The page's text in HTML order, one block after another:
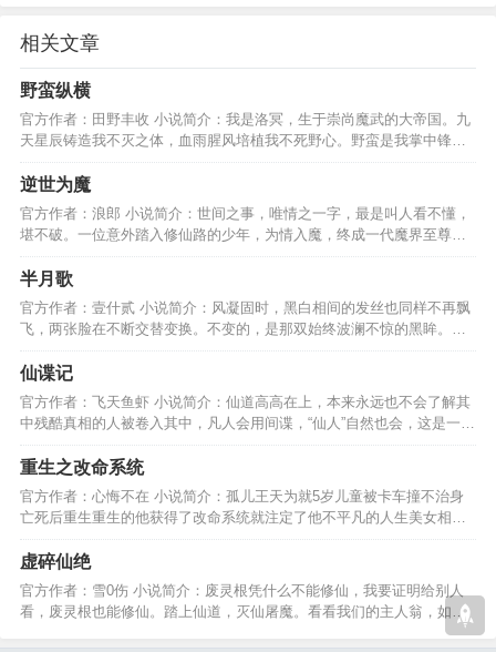
相关文章
野蛮纵横
官方作者：田野丰收 小说简介：我是洛冥，生于崇尚魔武的大帝国。九
天星辰铸造我不灭之体，血雨腥风培植我不死野心。野蛮是我掌中锋利
长剑，这是我的传说。…
逆世为魔
官方作者：浪郎 小说简介：世间之事，唯情之一字，最是叫人看不懂，
堪不破。一位意外踏入修仙路的少年，为情入魔，终成一代魔界至尊。
纵横天下，无人能及！…
半月歌
官方作者：壹什贰 小说简介：风凝固时，黑白相间的发丝也同样不再飘
飞，两张脸在不断交替变换。不变的，是那双始终波澜不惊的黑眸。
看，他已经变成怪物了………
仙谍记
官方作者：飞天鱼虾 小说简介：仙道高高在上，本来永远也不会了解其
中残酷真相的人被卷入其中，凡人会用间谍，“仙人”自然也会，这是一个
仙道碟中谍的故事…
重生之改命系统
官方作者：心悔不在 小说简介：孤儿王天为就5岁儿童被卡车撞不治身
亡死后重生重生的他获得了改命系统就注定了他不平凡的人生美女相伴
世间无敌站立在世界之巅…
虚碎仙绝
官方作者：雪0伤 小说简介：废灵根凭什么不能修仙，我要证明给别人
看，废灵根也能修仙。踏上仙道，灭仙屠魔。看看我们的主人翁，如何